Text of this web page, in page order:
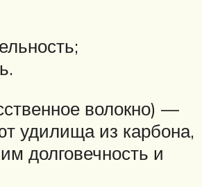
волокно) —
удилища из карбона,
долговечность и